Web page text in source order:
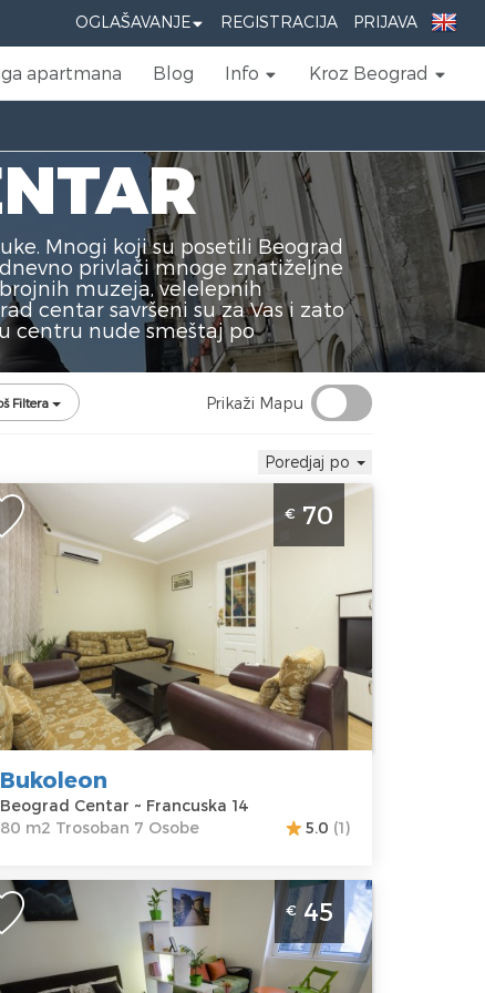
OGLAŠAVANJE REGISTRACIJA PRIJAVA
apartmana Blog Info Kroz Beograd
Mnogi koji su posetili Beograd
privlači mnoge znatiželjne
muzeja, velelepnih
centar savršeni su za Vas i zato
centru nude smeštaj po
Filtera Prikaži Mapu
Poredjaj po
Apartman Bukoleon Beograd
14
70 €
Gosti: 7
Kvadratura :
80
m2
Struktura :
Trosoban
€ 70
Bukoleon
Beograd Centar ~ Francuska 14
80 m2 Trosoban 7 Osobe
5.0 (1)
Apartman Milica Beograd
€45